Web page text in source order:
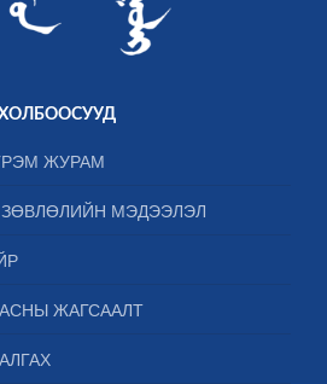
ЖУРАМ
МЭДЭЭЛЭЛ
ЖАГСААЛТ